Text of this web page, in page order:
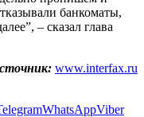
банкоматы,
– сказал глава
www.interfax.ru
WhatsAppViber